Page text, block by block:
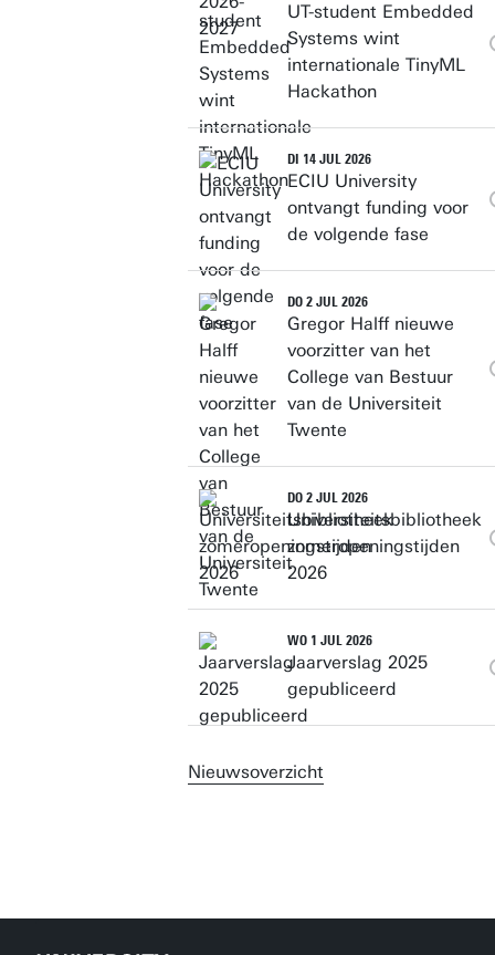
UT-student Embedded
Systems wint
internationale TinyML
Hackathon
DI 14 JUL 2026
ECIU University
ontvangt funding voor
de volgende fase
DO 2 JUL 2026
Gregor Halff nieuwe
voorzitter van het
College van Bestuur
van de Universiteit
Twente
DO 2 JUL 2026
Universiteitsbibliotheek
zomeropeningstijden
2026
WO 1 JUL 2026
Jaarverslag 2025
gepubliceerd
Nieuwsoverzicht